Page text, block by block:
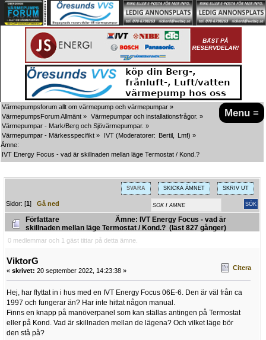
Menu ≡
Värmepumpsforum allt om värmepump och värmepumpar »
VärmepumpsForum Allmänt » Värmepumpar och installationsfrågor. »
Värmepumpar - Mark/Berg och Sjövärmepumpar. »
Värmepumpar - Märkesspecifikt » IVT (Moderatorer: Bertil Lmf) »
Ämne:
IVT Energy Focus - vad är skillnaden mellan läge Termostat / Kond.?
SVARA SKICKA ÄMNET SKRIV UT
Sidor: [1]Gå ned
Författare
Ämne: IVT Energy Focus - vad är
skillnaden mellan läge Termostat / Kond.? (läst 827 gånger)
0 medlemmar och 1 gäst tittar på detta ämne.
ViktorG
« skrivet: 20 september 2022, 14:23:38 » Citera
Hej, har flyttat in i hus med en IVT Energy Focus 06E-6. Den är väl från ca
1997 och fungerar än? Har inte hittat någon manual.
Finns en knapp på manöverpanel som kan ställas antingen på Termostat
eller på Kond. Vad är skillnaden mellan de lägena? Och vilket läge bör
den stå på?